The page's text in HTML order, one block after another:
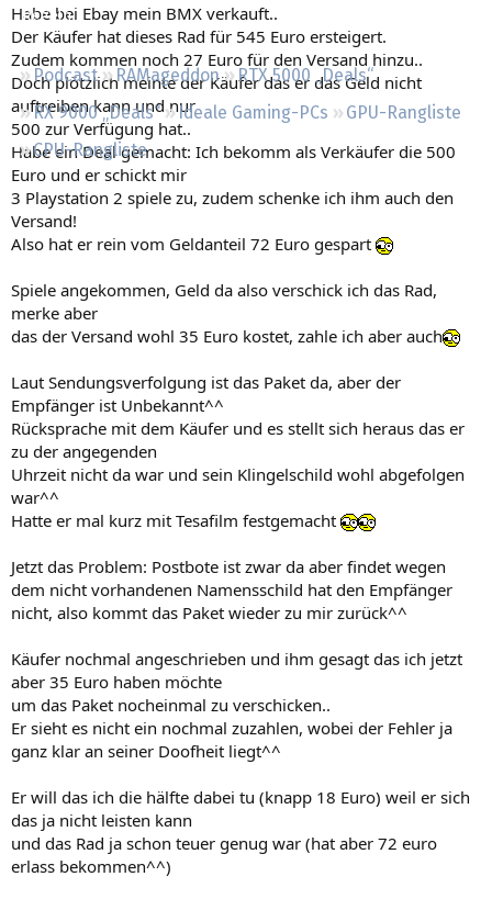
Regeln
Podcast RAMageddon
RTX 5000 „Deals“
RX 9000 „Deals“
Ideale Gaming-PCs
GPU-Rangliste
CPU-Rangliste
Habe bei Ebay mein BMX verkauft..
Der Käufer hat dieses Rad für 545 Euro ersteigert.
Zudem kommen noch 27 Euro für den Versand hinzu..
Doch plötzlich meinte der Käufer das er das Geld nicht
auftreiben kann und nur
500 zur Verfügung hat..
Habe ein Deal gemacht: Ich bekomm als Verkäufer die 500
Euro und er schickt mir
3 Playstation 2 spiele zu, zudem schenke ich ihm auch den
Versand!
Also hat er rein vom Geldanteil 72 Euro gespart
Spiele angekommen, Geld da also verschick ich das Rad,
merke aber
das der Versand wohl 35 Euro kostet, zahle ich aber auch
Laut Sendungsverfolgung ist das Paket da, aber der
Empfänger ist Unbekannt^^
Rücksprache mit dem Käufer und es stellt sich heraus das er
zu der angegenden
Uhrzeit nicht da war und sein Klingelschild wohl abgefolgen
war^^
Hatte er mal kurz mit Tesafilm festgemacht
Jetzt das Problem: Postbote ist zwar da aber findet wegen
dem nicht vorhandenen Namensschild hat den Empfänger
nicht, also kommt das Paket wieder zu mir zurück^^
Käufer nochmal angeschrieben und ihm gesagt das ich jetzt
aber 35 Euro haben möchte
um das Paket nocheinmal zu verschicken..
Er sieht es nicht ein nochmal zuzahlen, wobei der Fehler ja
ganz klar an seiner Doofheit liegt^^
Er will das ich die hälfte dabei tu (knapp 18 Euro) weil er sich
das ja nicht leisten kann
und das Rad ja schon teuer genug war (hat aber 72 euro
erlass bekommen^^)